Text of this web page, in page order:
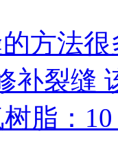
方法
补裂缝
脂：